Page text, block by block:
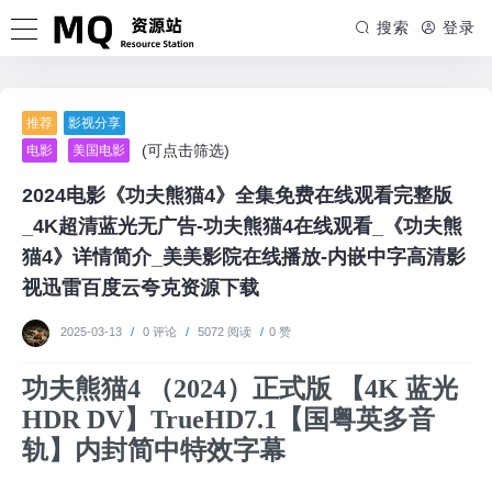
搜索 登录
推荐
影视分享
电影
美国电影 (可点击筛选)
2024电影《功夫熊猫4》全集免费在线观看完整版
_4K超清蓝光无广告-功夫熊猫4在线观看_《功夫熊
猫4》详情简介_美美影院在线播放-内嵌中字高清影
视迅雷百度云夸克资源下载
2025-03-13 / 0 评论 / 5072 阅读 / 0 赞
功夫熊猫4 （2024）正式版 【4K 蓝光
HDR DV】TrueHD7.1【国粤英多音
轨】内封简中特效字幕